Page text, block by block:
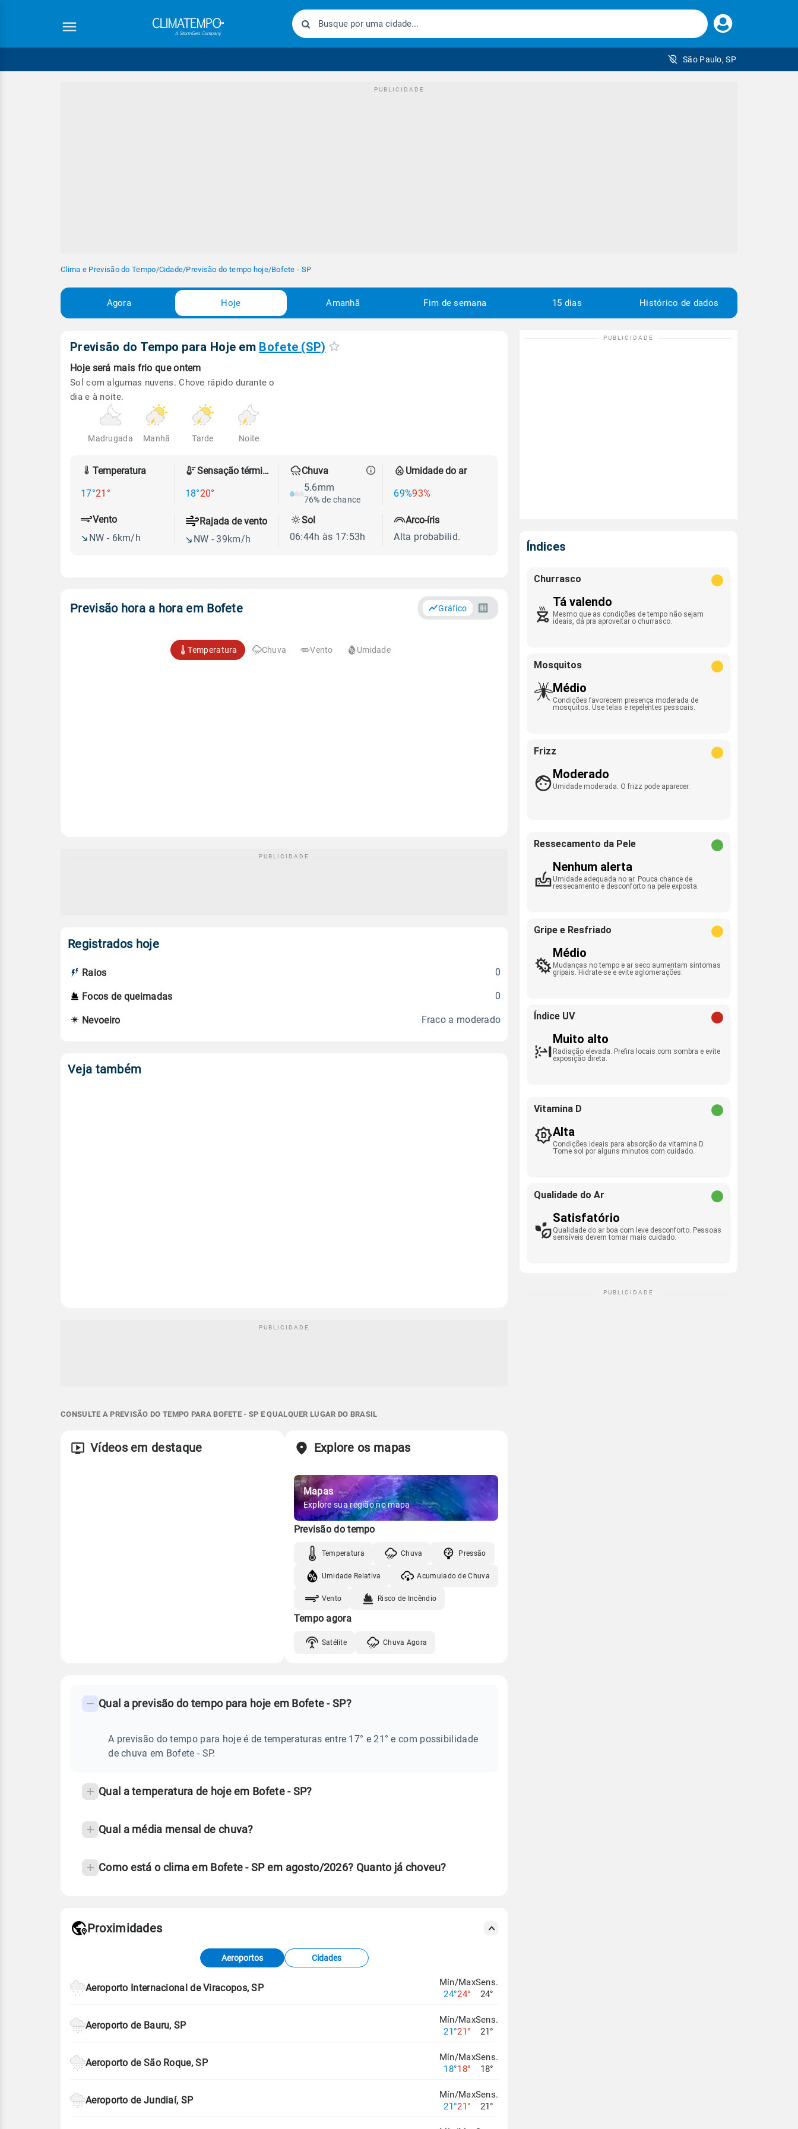
Faça
seu
São Paulo, SP
Clima e Previsão do Tempo/Cidade/Previsão do tempo hoje/Bofete - SP
Agora Hoje Amanhã Fim de semana 15 dias Histórico de dados
Previsão do Tempo para Hoje em Bofete (SP)
Hoje será mais frio que ontem
Sol com algumas nuvens. Chove rápido durante o
dia e à noite.
Madrugada Manhã Tarde Noite
Temperatura
17°21°
Sensação térmica
18°20°
Chuva
5.6mm
76% de chance
Umidade do ar
69%93%
Vento
NW - 6km/h
Rajada de vento
NW - 39km/h
Sol
06:44h às 17:53h
Arco-íris
Alta probabilid.
Previsão hora a hora em Bofete Gráfico
Temperatura Chuva Vento Umidade
Registrados hoje
Raios 0
Focos de queimadas 0
Nevoeiro Fraco a moderado
Veja também
CONSULTE A PREVISÃO DO TEMPO PARA BOFETE - SP E QUALQUER LUGAR DO BRASIL
Vídeos em destaque Explore os mapas
Mapas
Explore sua região no mapa
Previsão do tempo
Temperatura Chuva Pressão
Umidade Relativa Acumulado de Chuva
Vento Risco de Incêndio
Tempo agora
Satélite Chuva Agora
PREVISÃO
frequentes
temperatura
Qual a previsão do tempo para hoje em Bofete - SP?
A previsão do tempo para hoje é de temperaturas entre 17° e 21° e com possibilidade
de chuva em Bofete - SP.
Qual a temperatura de hoje em Bofete - SP?
Qual a média mensal de chuva?
Como está o clima em Bofete - SP em agosto/2026? Quanto já choveu?
de Tempo e Estudos Climáticos (CPTEC).
Proximidades
Aeroportos Cidades
Aeroporto Internacional de Viracopos, SP
Mín/Max
24°24°
Sens.
24°
Aeroporto de Bauru, SP
Mín/Max
21°21°
Sens.
21°
Aeroporto de São Roque, SP
Mín/Max
18°18°
Sens.
18°
Aeroporto de Jundiaí, SP
Mín/Max
21°21°
Sens.
21°
Índices
Churrasco
Tá valendo
Mesmo que as condições de tempo não sejam
ideais, dá pra aproveitar o churrasco.
Mosquitos
Médio
Condições favorecem presença moderada de
mosquitos. Use telas e repelentes pessoais.
Frizz
Moderado
Umidade moderada. O frizz pode aparecer.
Ressecamento da Pele
Nenhum alerta
Umidade adequada no ar. Pouca chance de
ressecamento e desconforto na pele exposta.
Gripe e Resfriado
Médio
Mudanças no tempo e ar seco aumentam sintomas
gripais. Hidrate-se e evite aglomerações.
Índice UV
Muito alto
Radiação elevada. Prefira locais com sombra e evite
exposição direta.
Vitamina D
Alta
Condições ideais para absorção da vitamina D.
Tome sol por alguns minutos com cuidado.
Qualidade do Ar
Satisfatório
Qualidade do ar boa com leve desconforto. Pessoas
sensíveis devem tomar mais cuidado.